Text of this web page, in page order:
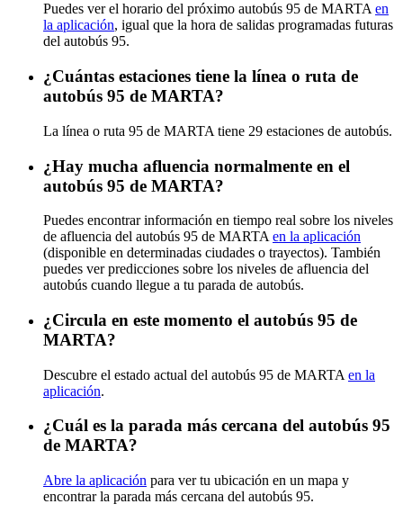
Puedes ver el horario del próximo autobús 95 de MARTA en
la aplicación, igual que la hora de salidas programadas futuras
del autobús 95.
¿Cuántas estaciones tiene la línea o ruta de
autobús 95 de MARTA?
La línea o ruta 95 de MARTA tiene 29 estaciones de autobús.
¿Hay mucha afluencia normalmente en el
autobús 95 de MARTA?
Puedes encontrar información en tiempo real sobre los niveles
de afluencia del autobús 95 de MARTA en la aplicación
(disponible en determinadas ciudades o trayectos). También
puedes ver predicciones sobre los niveles de afluencia del
autobús cuando llegue a tu parada de autobús.
¿Circula en este momento el autobús 95 de
MARTA?
Descubre el estado actual del autobús 95 de MARTA en la
aplicación.
¿Cuál es la parada más cercana del autobús 95
de MARTA?
Abre la aplicación para ver tu ubicación en un mapa y
encontrar la parada más cercana del autobús 95.